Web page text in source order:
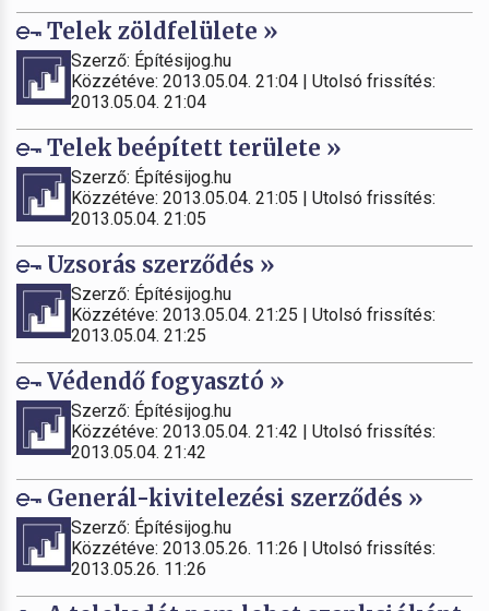
Telek zöldfelülete »
Szerző: Építésijog.hu
Közzétéve: 2013.05.04. 21:04 | Utolsó frissítés:
2013.05.04. 21:04
Telek beépített területe »
Szerző: Építésijog.hu
Közzétéve: 2013.05.04. 21:05 | Utolsó frissítés:
2013.05.04. 21:05
Uzsorás szerződés »
Szerző: Építésijog.hu
Közzétéve: 2013.05.04. 21:25 | Utolsó frissítés:
2013.05.04. 21:25
Védendő fogyasztó »
Szerző: Építésijog.hu
Közzétéve: 2013.05.04. 21:42 | Utolsó frissítés:
2013.05.04. 21:42
Generál-kivitelezési szerződés »
Szerző: Építésijog.hu
Közzétéve: 2013.05.26. 11:26 | Utolsó frissítés:
2013.05.26. 11:26